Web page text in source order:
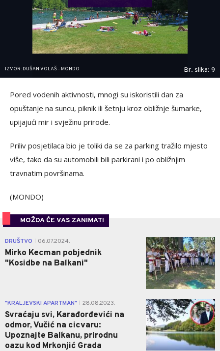
IZVOR: DUŠAN VOLAŠ - MONDO Br. slika: 9
Pored vodenih aktivnosti, mnogi su iskoristili dan za
opuštanje na suncu, piknik ili šetnju kroz obližnje šumarke,
upijajući mir i svježinu prirode.
Priliv posjetilaca bio je toliki da se za parking tražilo mjesto
više, tako da su automobili bili parkirani i po obližnjim
travnatim površinama.
(MONDO)
MOŽDA ĆE VAS ZANIMATI
DRUŠTVO 06.07.2024.
Mirko Kecman pobjednik
"Kosidbe na Balkani"
0
"KRALJEVSKI APARTMAN" 28.08.2023.
Svraćaju svi, Karađorđevići na
odmor, Vučić na cicvaru:
Upoznajte Balkanu, prirodnu
oazu kod Mrkonjić Grada
1